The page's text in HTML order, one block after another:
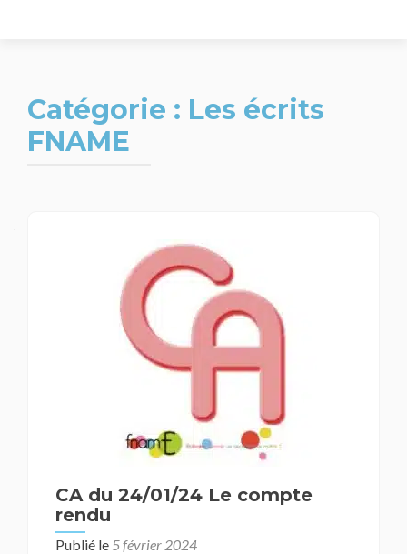
Catégorie : Les écrits
FNAME
CA du 24/01/24 Le compte
rendu
Publié le 5 février 2024
articles